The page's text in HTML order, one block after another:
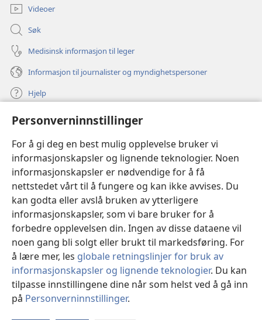
Personverninnstillinger
For å gi deg en best mulig opplevelse bruker vi
informasjonskapsler og lignende teknologier. Noen
informasjonskapsler er nødvendige for å få
nettstedet vårt til å fungere og kan ikke avvises. Du
kan godta eller avslå bruken av ytterligere
informasjonskapsler, som vi bare bruker for å
forbedre opplevelsen din. Ingen av disse dataene vil
noen gang bli solgt eller brukt til markedsføring. For
å lære mer, les globale retningslinjer for bruk av
informasjonskapsler og lignende teknologier. Du kan
tilpasse innstillingene dine når som helst ved å gå inn
på Personverninnstillinger.
Videoer
Søk
Medisinsk informasjon til leger
Informasjon til journalister og myndighetspersoner
Hjelp
Bidrag
(åpner
nytt
vindu)Watchtower ONLINE LIBRARY™
(åpner
nytt
vindu) JW Hub ®
(åpner
nytt
vindu)JW Library ®
Watchtower Library
Copyright
© 2026 Watch Tower Bible and Tract Society of Pennsylvania.
VILKÅR FOR BRUK| PERSONVERN